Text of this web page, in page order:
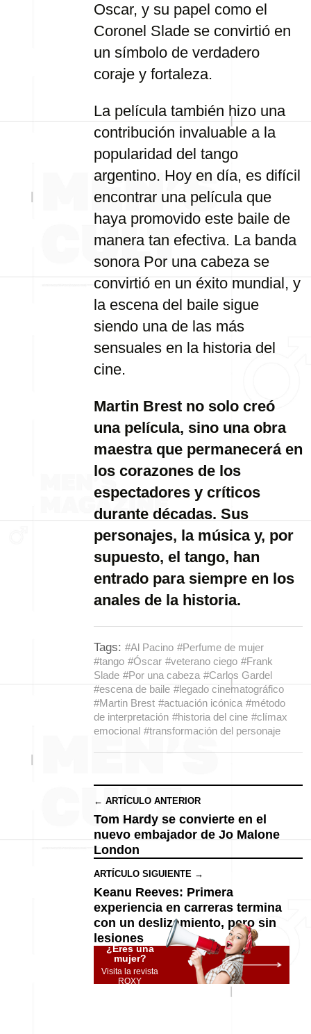
Oscar, y su papel como el
Coronel Slade se convirtió en
un símbolo de verdadero
coraje y fortaleza.
La película también hizo una
contribución invaluable a la
popularidad del tango
argentino. Hoy en día, es difícil
encontrar una película que
haya promovido este baile de
manera tan efectiva. La banda
sonora Por una cabeza se
convirtió en un éxito mundial, y
la escena del baile sigue
siendo una de las más
sensuales en la historia del
cine.
Martin Brest no solo creó
una película, sino una obra
maestra que permanecerá en
los corazones de los
espectadores y críticos
durante décadas. Sus
personajes, la música y, por
supuesto, el tango, han
entrado para siempre en los
anales de la historia.
Tags: #Al Pacino #Perfume de mujer
#tango #Óscar #veterano ciego #Frank
Slade #Por una cabeza #Carlos Gardel
#escena de baile #legado cinematográfico
#Martin Brest #actuación icónica #método
de interpretación #historia del cine #clímax
emocional #transformación del personaje
← ARTÍCULO ANTERIOR
Tom Hardy se convierte en el
nuevo embajador de Jo Malone
London
ARTÍCULO SIGUIENTE →
Keanu Reeves: Primera
experiencia en carreras termina
con un deslizamiento, pero sin
lesiones
¿Eres una
mujer?
Visita la revista
ROXY